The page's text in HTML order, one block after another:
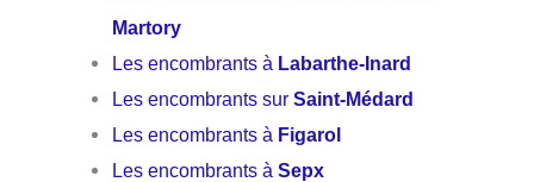
Martory
Les encombrants à Labarthe-Inard
Les encombrants surSaint-Médard
Les encombrants à Figarol
Les encombrants àSepx